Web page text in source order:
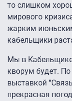
то слишком
мирового
жарким
кабельщики
Мы в
кворум будет.
выставкой
прекрасная